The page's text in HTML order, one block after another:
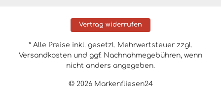
Vertrag widerrufen
© 2026 Markenfliesen24
* Alle Preise inkl. gesetzl. Mehrwertsteuer zzgl.
Versandkosten und ggf. Nachnahmegebühren, wenn
nicht anders angegeben.